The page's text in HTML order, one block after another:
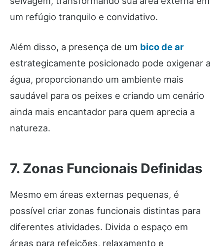
um refúgio tranquilo e convidativo.
Além disso, a presença de um bico de ar
estrategicamente posicionado pode oxigenar a
água, proporcionando um ambiente mais
saudável para os peixes e criando um cenário
ainda mais encantador para quem aprecia a
natureza.
7. Zonas Funcionais Definidas
Mesmo em áreas externas pequenas, é
possível criar zonas funcionais distintas para
diferentes atividades. Divida o espaço em
áreas para refeições, relaxamento e